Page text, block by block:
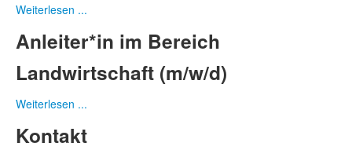
Weiterlesen ...
Anleiter*in im Bereich
Landwirtschaft (m/w/d)
Weiterlesen ...
Kontakt